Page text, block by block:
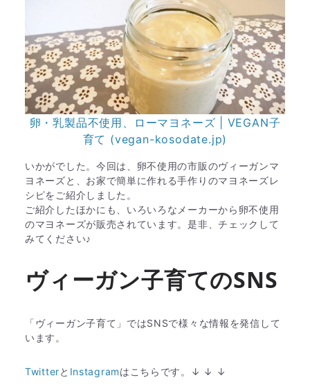
卵・乳製品不使用、ローマヨネーズ | VEGAN子
育て (vegan-kosodate.jp)
いかがでした。今回は、卵不使用の市販のヴィーガンマ
ヨネーズと、お家で簡単に作れる手作りのマヨネーズレ
シピをご紹介しました。
ご紹介したほかにも、いろいろなメーカーから卵不使用
のマヨネーズが販売されています。是非、チェックして
みてください♪
ヴィーガン子育てのSNS
「ヴィーガン子育て」ではSNSで様々な情報を発信して
います。
Twitterと Instagramはこちらです。↓ ↓ ↓